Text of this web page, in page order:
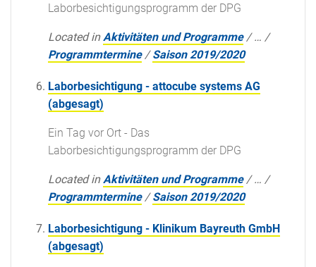
Laborbesichtigungsprogramm der DPG
Located in Aktivitäten und Programme /… /
Programmtermine /Saison 2019/2020
Laborbesichtigung - attocube systems AG
(abgesagt)
Ein Tag vor Ort - Das
Laborbesichtigungsprogramm der DPG
Located in Aktivitäten und Programme /… /
Programmtermine /Saison 2019/2020
Laborbesichtigung - Klinikum Bayreuth GmbH
(abgesagt)